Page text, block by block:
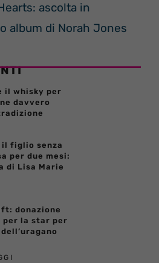
ascolta in
album di Norah Jones
il whisky per
davvero
il figlio senza
per due mesi:
di Lisa Marie
donazione
per la star per